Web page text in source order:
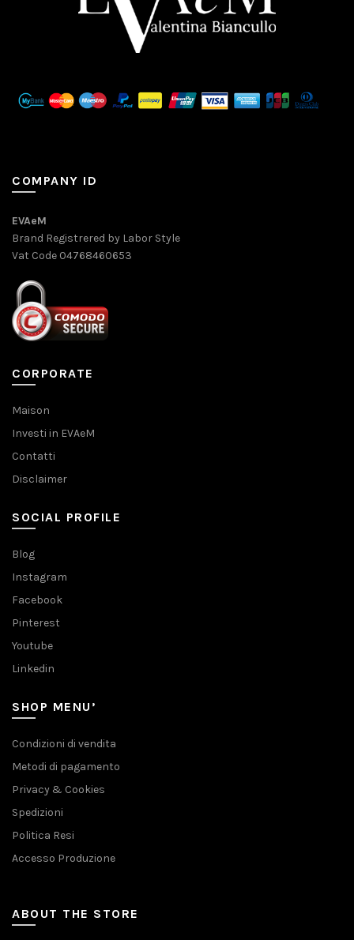
COMPANY ID
EVAeM
Brand Registrered by Labor Style
Vat Code 04768460653
CORPORATE
Maison
Investi in EVAeM
Contatti
Disclaimer
SOCIAL PROFILE
Blog
Instagram
Facebook
Pinterest
Youtube
Linkedin
SHOP MENU’
Condizioni di vendita
Metodi di pagamento
Privacy & Cookies
Spedizioni
Politica Resi
Accesso Produzione
ABOUT THE STORE